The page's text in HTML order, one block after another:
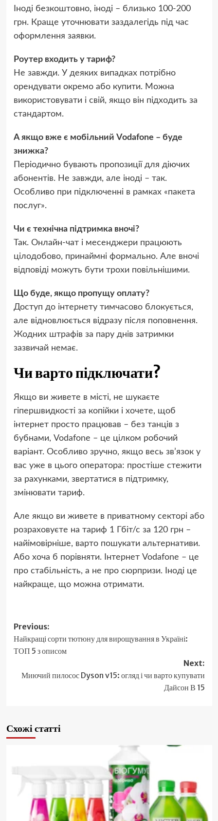
Іноді безкоштовно, іноді – близько 100-200
грн. Краще уточнювати заздалегідь під час
оформлення заявки.
Роутер входить у тариф?
Не завжди. У деяких випадках потрібно
орендувати окремо або купити. Можна
використовувати і свій, якщо він підходить за
стандартом.
А якщо вже є мобільний Vodafone – буде
знижка?
Періодично бувають пропозиції для діючих
абонентів. Не завжди, але іноді – так.
Особливо при підключенні в рамках «пакета
послуг».
Чи є технічна підтримка вночі?
Так. Онлайн-чат і месенджери працюють
цілодобово, принаймні формально. Але вночі
відповіді можуть бути трохи повільнішими.
Що буде, якщо пропущу оплату?
Доступ до інтернету тимчасово блокується,
але відновлюється відразу після поповнення.
Жодних штрафів за пару днів затримки
зазвичай немає.
Чи варто підключати?
Якщо ви живете в місті, не шукаєте
гіпершвидкості за копійки і хочете, щоб
інтернет просто працював – без танців з
бубнами, Vodafone – це цілком робочий
варіант. Особливо зручно, якщо весь зв’язок у
вас уже в цього оператора: простіше стежити
за рахунками, звертатися в підтримку,
змінювати тариф.
Але якщо ви живете в приватному секторі або
розраховуєте на тариф 1 Гбіт/с за 120 грн –
найімовірніше, варто пошукати альтернативи.
Або хоча б порівняти. Інтернет Vodafone – це
про стабільність, а не про сюрпризи. Іноді це
найкраще, що можна отримати.
Post
navigation
Previous:
Найкращі сорти тютюну для вирощування в Україні:
ТОП 5 з описом
Next:
Миючий пилосос Dyson v15: огляд і чи варто купувати
Дайсон В 15
Схожі статті